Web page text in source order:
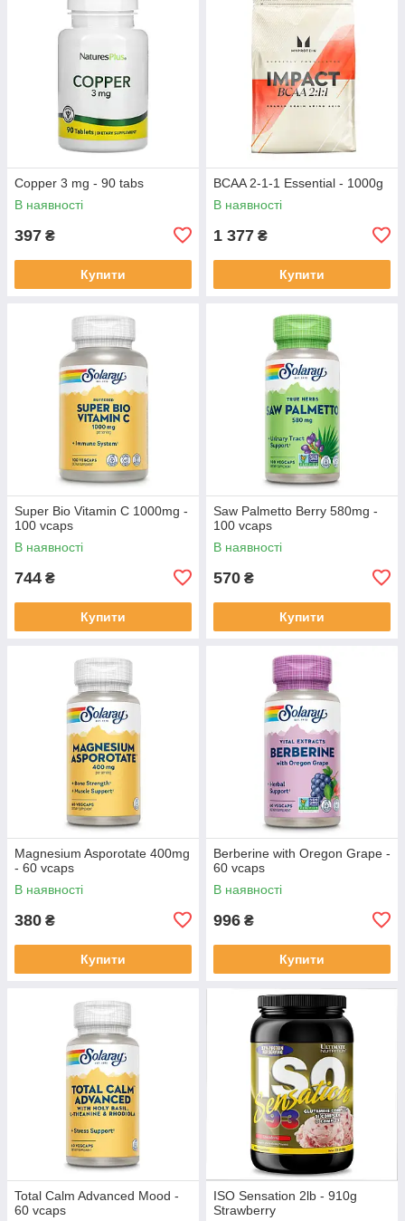
Copper 3 mg - 90 tabs
В наявності
397 ₴
Купити
BCAA 2-1-1 Essential - 1000g
В наявності
1 377 ₴
Купити
Super Bio Vitamin C 1000mg -
100 vcaps
В наявності
744 ₴
Купити
Saw Palmetto Berry 580mg -
100 vcaps
В наявності
570 ₴
Купити
Magnesium Asporotate 400mg
- 60 vcaps
В наявності
380 ₴
Купити
Berberine with Oregon Grape -
60 vcaps
В наявності
996 ₴
Купити
Total Calm Advanced Mood -
60 vcaps
ISO Sensation 2lb - 910g
Strawberry